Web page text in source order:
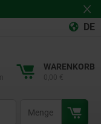
DE
WARENKORB